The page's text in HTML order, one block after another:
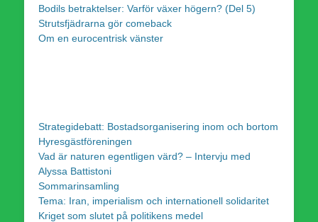
Bodils betraktelser: Varför växer högern? (Del 5)
Strutsfjädrarna gör comeback
Om en eurocentrisk vänster
Strategidebatt: Bostadsorganisering inom och bortom
Hyresgästföreningen
Vad är naturen egentligen värd? – Intervju med
Alyssa Battistoni
Sommarinsamling
Tema: Iran, imperialism och internationell solidaritet
Kriget som slutet på politikens medel